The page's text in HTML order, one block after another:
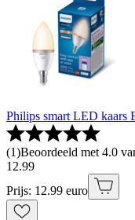
Philips smart LED kaars
(1)Beoordeeld met 4.0
12.99
Prijs: 12.99 euro